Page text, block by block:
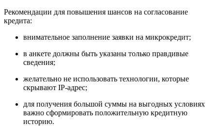
Рекомендации для повышения шансов на согласование
кредита:
внимательное заполнение заявки на микрокредит;
в анкете должны быть указаны только правдивые
сведения;
желательно не использовать технологии, которые
скрывают IP-адрес;
для получения большой суммы на выгодных условиях
важно сформировать положительную кредитную
историю.